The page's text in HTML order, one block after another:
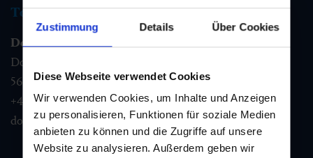
Zustimmung Details Über Cookies
Diese Webseite verwendet Cookies
Wir verwenden Cookies, um Inhalte und Anzeigen
zu personalisieren, Funktionen für soziale Medien
anbieten zu können und die Zugriffe auf unsere
Website zu analysieren. Außerdem geben wir
Tourist information
Dorfgastein
Dorfstraße 1,
5632 Dorfgastein
+43 6432 3393 460
dorfgastein@gastein.com